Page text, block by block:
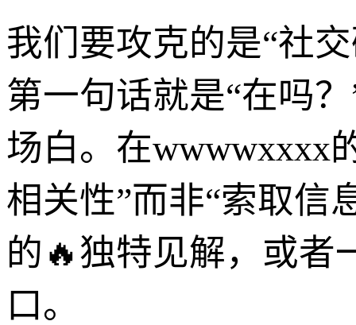
我们要攻克的是“社
第一句话就是“在吗
场白。在wwwwxxxx
相关性”而非“索取信
的🔥独特见解，或者
口。